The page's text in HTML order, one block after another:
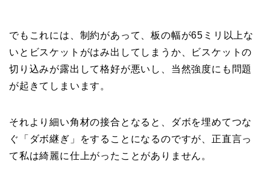
でもこれには、制約があって、板の幅が65ミリ以上な
いとビスケットがはみ出してしまうか、ビスケットの
切り込みが露出して格好が悪いし、当然強度にも問題
が起きてしまいます。
それより細い角材の接合となると、ダボを埋めてつな
ぐ「ダボ継ぎ」をすることになるのですが、正直言っ
て私は綺麗に仕上がったことがありません。